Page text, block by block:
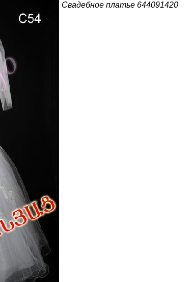
Свадебное платье 644091420